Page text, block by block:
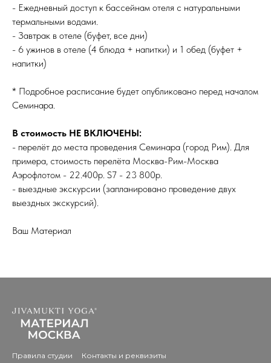
- Ежедневный доступ к бассейнам отеля с натуральными
термальными водами.
- Завтрак в отеле (буфет, все дни)
- 6 ужинов в отеле (4 блюда + напитки) и 1 обед (буфет +
напитки)
* Подробное расписание будет опубликовано перед началом
Семинара.
В стоимость НЕ ВКЛЮЧЕНЫ:
- перелёт до места проведения Семинара (город Рим). Для
примера, стоимость перелёта Москва-Рим-Москва
Аэрофлотом - 22.400р. S7 - 23 800р.
- выездные экскурсии (запланировано проведение двух
выездных экскурсий).
Ваш Материал
Правила студии Контакты и реквизиты